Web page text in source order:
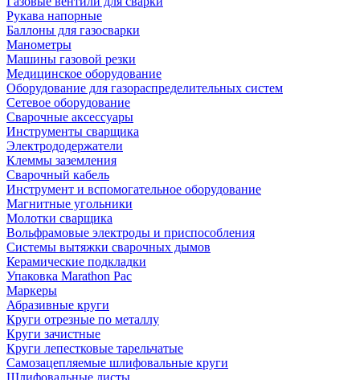
Рукава напорные
Баллоны для газосварки
Манометры
Машины газовой резки
Медицинское оборудование
Оборудование для газораспределительных систем
Сетевое оборудование
Сварочные аксессуары
Инструменты сварщика
Электрододержатели
Клеммы заземления
Сварочный кабель
Инструмент и вспомогательное оборудование
Магнитные угольники
Молотки сварщика
Вольфрамовые электроды и приспособления
Системы вытяжки сварочных дымов
Керамические подкладки
Упаковка Marathon Pac
Маркеры
Абразивные круги
Круги отрезные по металлу
Круги зачистные
Круги лепестковые тарельчатые
Самозацепляемые шлифовальные круги
Шлифовальные листы